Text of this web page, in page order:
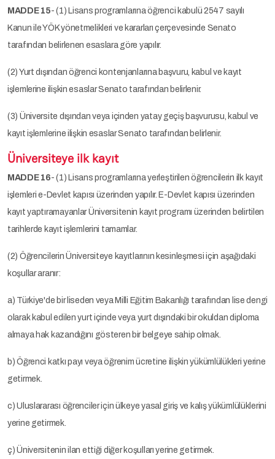
MADDE 15- (1) Lisans programlarına öğrenci kabulü 2547 sayılı
Kanun ile YÖK yönetmelikleri ve kararları çerçevesinde Senato
tarafından belirlenen esaslara göre yapılır.
(2) Yurt dışından öğrenci kontenjanlarına başvuru, kabul ve kayıt
işlemlerine ilişkin esaslar Senato tarafından belirlenir.
(3) Üniversite dışından veya içinden yatay geçiş başvurusu, kabul ve
kayıt işlemlerine ilişkin esaslar Senato tarafından belirlenir.
Üniversiteye ilk kayıt
MADDE 16- (1) Lisans programlarına yerleştirilen öğrencilerin ilk kayıt
işlemleri e-Devlet kapısı üzerinden yapılır. E-Devlet kapısı üzerinden
kayıt yaptıramayanlar Üniversitenin kayıt programı üzerinden belirtilen
tarihlerde kayıt işlemlerini tamamlar.
(2) Öğrencilerin Üniversiteye kayıtlarının kesinleşmesi için aşağıdaki
koşullar aranır:
a) Türkiye'de bir liseden veya Milli Eğitim Bakanlığı tarafından lise dengi
olarak kabul edilen yurt içinde veya yurt dışındaki bir okuldan diploma
almaya hak kazandığını gösteren bir belgeye sahip olmak.
b) Öğrenci katkı payı veya öğrenim ücretine ilişkin yükümlülükleri yerine
getirmek.
c) Uluslararası öğrenciler için ülkeye yasal giriş ve kalış yükümlülüklerini
yerine getirmek.
ç) Üniversitenin ilan ettiği diğer koşulları yerine getirmek.